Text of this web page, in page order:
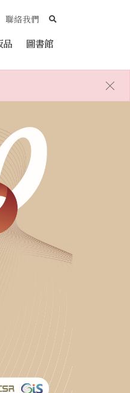
品 圖書館
聯絡我們 search
×